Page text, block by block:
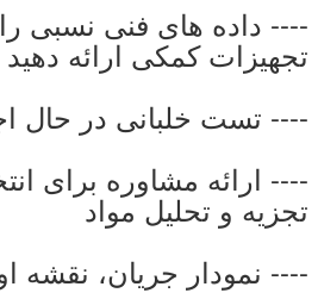
---- داده های فنی نسبی
تجهیزات کمکی ارائه دهید
---- تست خلبانی در حال
---- ارائه مشاوره برای
تجزیه و تحلیل مواد
---- نمودار جریان، نقشه